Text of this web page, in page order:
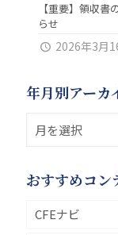
【重要】領収
らせ
2026年3月
年月別アーカ
おすすめコン
CFEナビ